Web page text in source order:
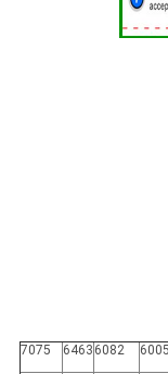
6005
6082
6463
7075